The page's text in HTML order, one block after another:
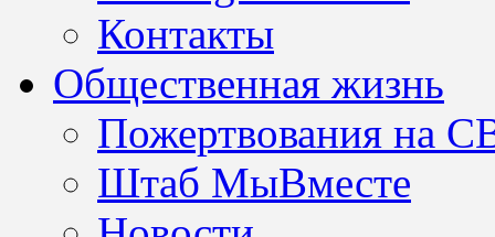
Контакты
Общественная жизнь
Пожертвования на
Штаб МыВместе